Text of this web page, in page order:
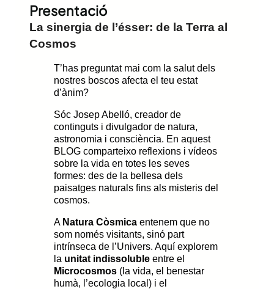
Presentació
La sinergia de l’ésser: de la Terra al
Cosmos
T’has preguntat mai com la salut dels
nostres boscos afecta el teu estat
d’ànim?
Sóc Josep Abelló, creador de
continguts i divulgador de natura,
astronomia i consciència. En aquest
BLOG comparteixo reflexions i vídeos
sobre la vida en totes les seves
formes: des de la bellesa dels
paisatges naturals fins als misteris del
cosmos.
A Natura Còsmica entenem que no
som només visitants, sinó part
intrínseca de l’Univers. Aquí explorem
la unitat indissoluble entre el
Microcosmos (la vida, el benestar
humà, l’ecologia local) i el